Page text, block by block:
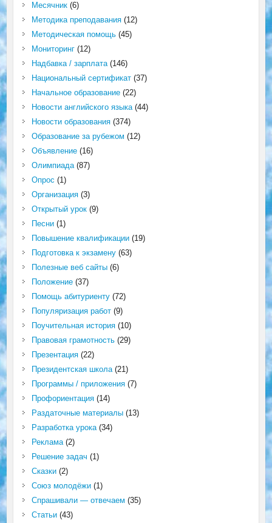
Месячник(6)
Методика преподавания(12)
Методическая помощь(45)
Мониторинг(12)
Надбавка / зарплата(146)
Национальный сертификат(37)
Начальное образование(22)
Новости английского языка(44)
Новости образования(374)
Образование за рубежом (12)
Объявление(16)
Олимпиада(87)
Опрос (1)
Организация(3)
Открытый урок(9)
Песни(1)
Повышение квалификации(19)
Подготовка к экзамену(63)
Полезные веб сайты(6)
Положение(37)
Помощь абитуриенту(72)
Популяризация работ(9)
Поучительная история(10)
Правовая грамотность(29)
Презентация(22)
Президентская школа(21)
Программы / приложения(7)
Профориентация(14)
Раздаточные материалы(13)
Разработка урока(34)
Реклама(2)
Решение задач (1)
Сказки(2)
Союз молодёжи(1)
Спрашивали — отвечаем (35)
Статьи(43)